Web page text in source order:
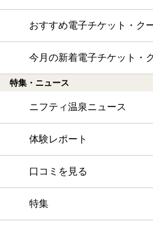
おすすめ電子チケット・ク
今月の新着電子チケット・
特集・ニュース
ニフティ温泉ニュース
体験レポート
口コミを見る
特集